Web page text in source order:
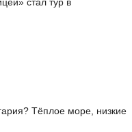
Тёплое море, низкие